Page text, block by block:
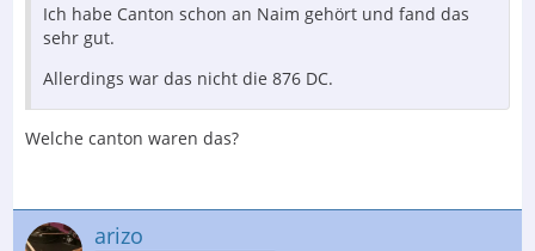
Ich habe Canton schon an Naim gehört und fand das
sehr gut.
Allerdings war das nicht die 876 DC.
Welche canton waren das?
arizo